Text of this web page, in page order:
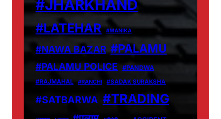
#JHARKHAND
#LATEHAR #MANIKA
#NAWA BAZAR #PALAMU
#PALAMU POLICE
#PANDWA
#RAJMAHAL
#RANCHI #SADAK SURAKSHA
#SATBARWA #TRADING